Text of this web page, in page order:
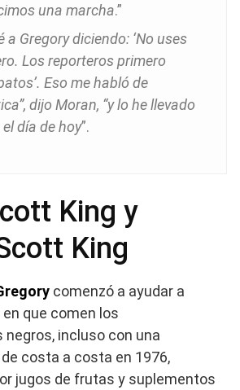
una marcha.”
a Gregory diciendo: ‘No uses
Los reporteros primero
Eso me habló de
dijo Moran, “y lo he llevado
día de hoy”.
King y
King
comenzó a ayudar a
que comen los
incluso con una
costa a costa en 1976,
jugos de frutas y suplementos